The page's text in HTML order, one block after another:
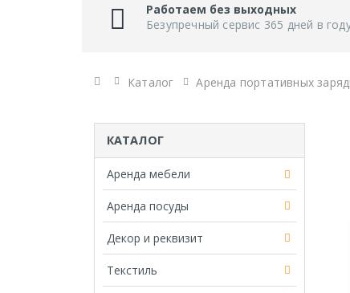
Работаем без выходных
Безупречный сервис 365 дней в
Главная
Каталог
Аренда портативных
КАТАЛОГ
Аренда мебели
Аренда посуды
Декор и реквизит
Текстиль